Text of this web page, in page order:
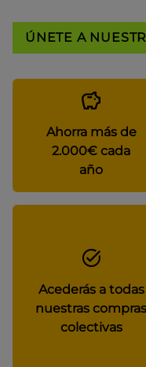
ÚNETE A
Ahorra más de
2.000€ cada
año
Acederás a todas
nuestras compras
colectivas